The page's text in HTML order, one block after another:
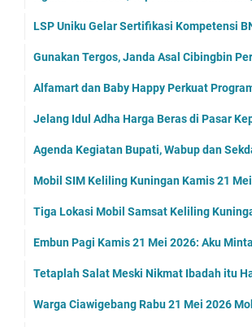
LSP Uniku Gelar Sertifikasi Kompetensi
Gunakan Tergos, Janda Asal Cibingbin
Alfamart dan Baby Happy Perkuat
Jelang Idul Adha Harga Beras di Pasar
Agenda Kegiatan Bupati, Wabup dan
Mobil SIM Keliling Kuningan Kamis 21
Tiga Lokasi Mobil Samsat Keliling
Embun Pagi Kamis 21 Mei 2026: Aku
Tetaplah Salat Meski Nikmat Ibadah itu
Warga Ciawigebang Rabu 21 Mei 2026